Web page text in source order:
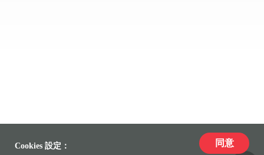
Cookies 設定： 同意